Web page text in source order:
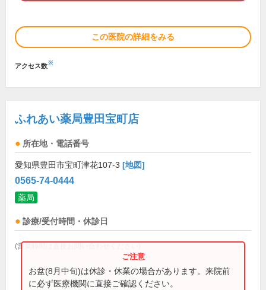
この医院の詳細をみる
アクセス数※
ふれあい薬局豊田宝町店
所在地・電話番号
愛知県豊田市宝町津花107-3 [地図]
0565-74-0444
薬局
診療/受付時間・休診日
(営業時間は直接お問い合わせください)
お盆(8月中旬)は休診・休業の場合があります。来院前
に必ず医療機関に直接ご確認ください。